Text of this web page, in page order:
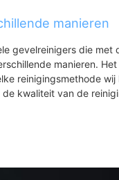
manieren
gevelreinigers die met
manieren.
reinigingsmethode wij
kwaliteit van de